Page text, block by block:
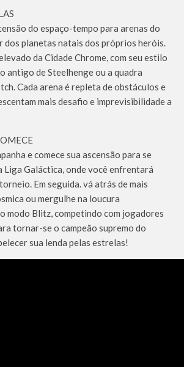
do espaço-tempo para arenas do
dos planetas natais dos próprios heróis.
da Cidade Chrome, com seu estilo
antigo de Steelhenge ou a quadra
Cada arena é repleta de obstáculos e
mais desafio e imprevisibilidade a
e comece sua ascensão para se
Liga Galáctica, onde você enfrentará
Em seguida. vá atrás de mais
ou mergulhe na loucura
modo Blitz, competindo com jogadores
tornar-se o campeão supremo do
sua lenda pelas estrelas!